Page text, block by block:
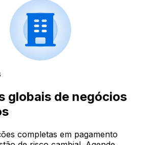
globais de negócios
completas em pagamento